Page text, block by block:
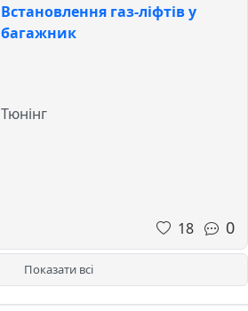
Встановлення газ-ліфтів у
багажник
Тюнінг
18 0
Показати всі